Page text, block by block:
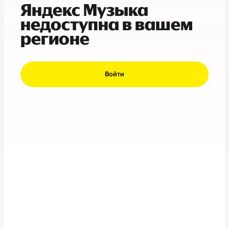
Яндекс Музыка
недоступна в вашем
регионе
Войти